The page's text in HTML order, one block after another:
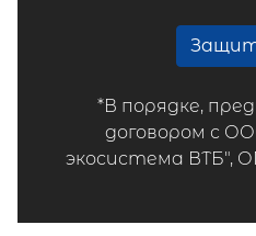
*В порядке,
договором с
экосистема ВТБ",